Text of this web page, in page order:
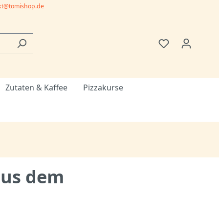
Zutaten & Kaffee Pizzakurse
dem